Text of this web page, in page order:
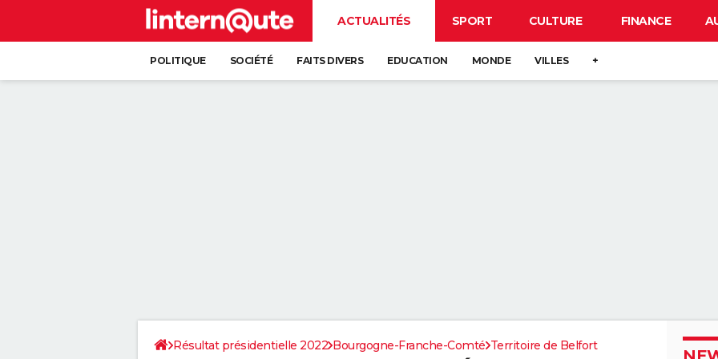
ACTUALITÉS SPORT CULTURE FINANCE
POLITIQUE SOCIÉTÉ FAITS DIVERS EDUCATION MONDE VILLES +
Résultat présidentielle 2022 Bourgogne-Franche-Comté Territoire de Belfort